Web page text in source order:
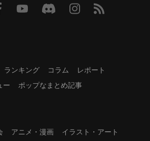
ランキング コラム
レポート
ー ポップなまとめ記事
アニメ・漫画
イラスト・アート